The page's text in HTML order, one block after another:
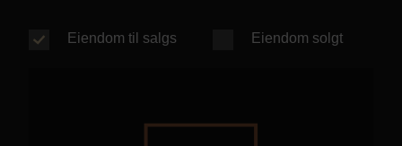
Eiendom til salgs Eiendom solgt